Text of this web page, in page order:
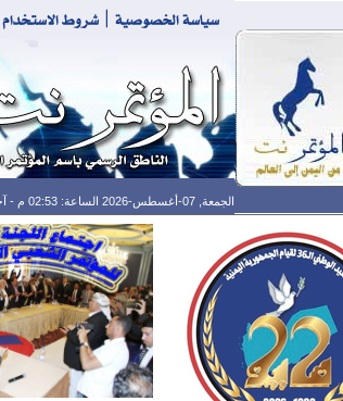
الجمعة, 07-أغسطس-2026 الساعة: 02:53 م - آخر تحديث: 02:30 م (30: 11) بتوقيت غرينتش